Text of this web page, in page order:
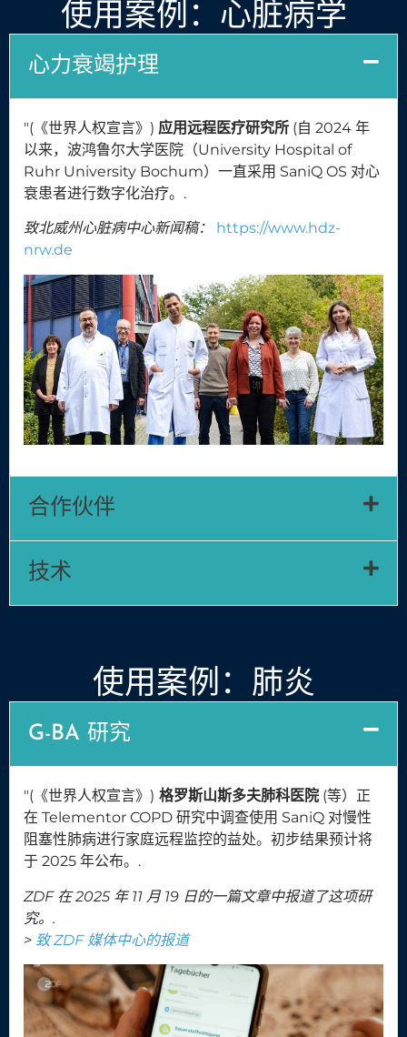
使用案例：心脏病学
心力衰竭护理
"(《世界人权宣言》) 应用远程医疗研究所 (自 2024 年
以来，波鸿鲁尔大学医院（University Hospital of
Ruhr University Bochum）一直采用 SaniQ OS 对心
衰患者进行数字化治疗。.
致北威州心脏病中心新闻稿：
https://www.hdz-
nrw.de
合作伙伴
技术
使用案例：肺炎
G-BA 研究
"(《世界人权宣言》) 格罗斯山斯多夫肺科医院 (等）正
在 Telementor COPD 研究中调查使用 SaniQ 对慢性
阻塞性肺病进行家庭远程监控的益处。初步结果预计将
于 2025 年公布。.
ZDF 在 2025 年 11 月 19 日的一篇文章中报道了这项研
究。.
> 致 ZDF 媒体中心的报道